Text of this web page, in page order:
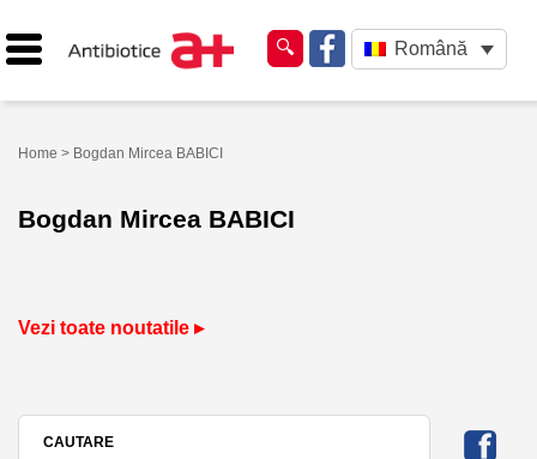
Română
Home > Bogdan Mircea BABICI
Bogdan Mircea BABICI
Vezi toate noutatile ▸
CAUTARE